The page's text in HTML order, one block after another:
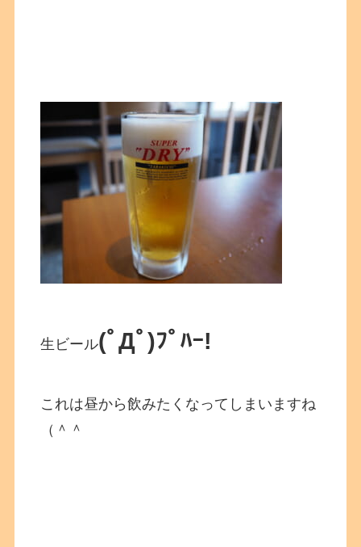
生ビール(ﾟДﾟ)ﾌﾟﾊｰ!
これは昼から飲みたくなってしまいますね
（＾＾